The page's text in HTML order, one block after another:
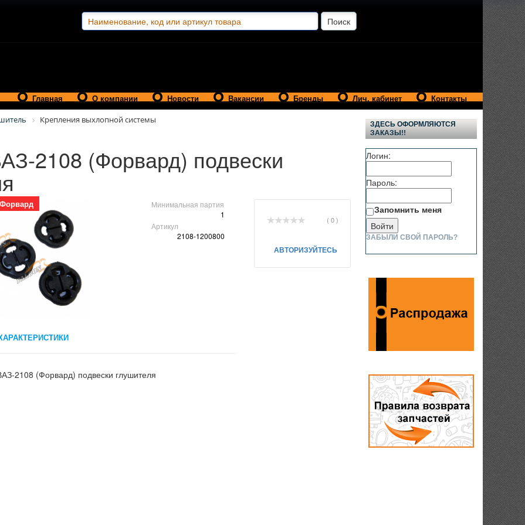
Главная О компании Новости Вакансии Бренды Лич. кабинет Контакты
Крепления выхлопной системы
2108 (Форвард) подвески
Форвард
Минимальная партия
1
Артикул
2108-1200800
( 0 )
АВТОРИЗУЙТЕСЬ
2108 (Форвард) подвески глушителя
ЗДЕСЬ ОФОРМЛЯЮТСЯ
ЗАКАЗЫ!!
Логин:
Пароль:
Запомнить меня
ЗАБЫЛИ СВОЙ ПАРОЛЬ?